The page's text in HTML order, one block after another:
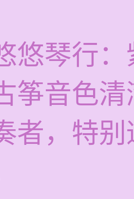
悠琴行
筝音色
者，特